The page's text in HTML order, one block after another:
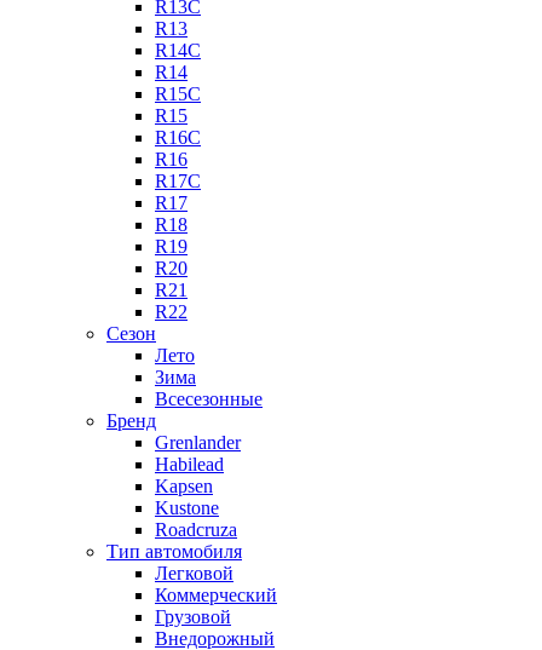
R13C
R13
R14C
R14
R15C
R15
R16C
R16
R17C
R17
R18
R19
R20
R21
R22
Сезон
Лето
Зима
Всесезонные
Бренд
Grenlander
Habilead
Kapsen
Kustone
Roadcruza
Тип автомобиля
Легковой
Коммерческий
Грузовой
Внедорожный